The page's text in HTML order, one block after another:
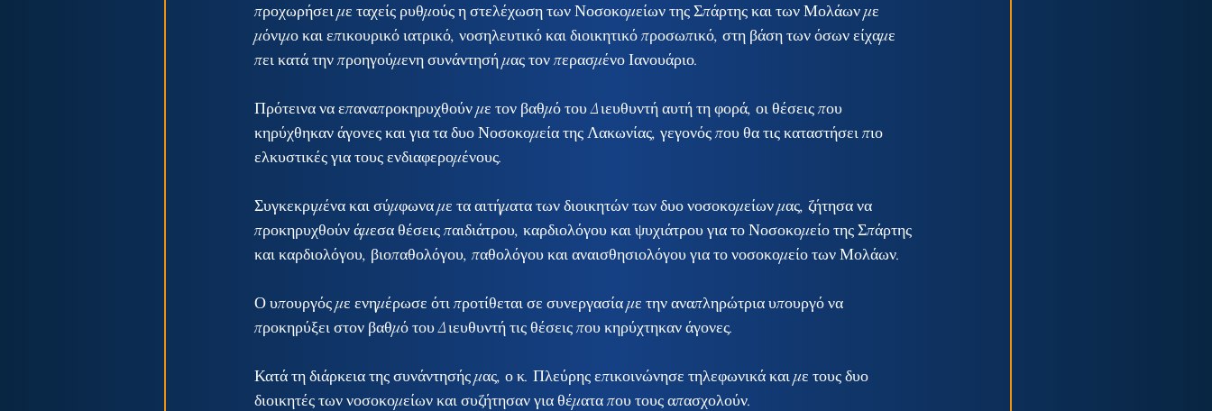
προχωρήσει με ταχείς ρυθμούς η στελέχωση των Νοσοκομείων της Σπάρτης και των Μολάων με
μόνιμο και επικουρικό ιατρικό, νοσηλευτικό και διοικητικό προσωπικό, στη βάση των όσων είχαμε
πει κατά την προηγούμενη συνάντησή μας τον περασμένο Ιανουάριο.
Πρότεινα να επαναπροκηρυχθούν με τον βαθμό του Διευθυντή αυτή τη φορά, οι θέσεις που
κηρύχθηκαν άγονες και για τα δυο Νοσοκομεία της Λακωνίας, γεγονός που θα τις καταστήσει πιο
ελκυστικές για τους ενδιαφερομένους.
Συγκεκριμένα και σύμφωνα με τα αιτήματα των διοικητών των δυο νοσοκομείων μας, ζήτησα να
προκηρυχθούν άμεσα θέσεις παιδιάτρου, καρδιολόγου και ψυχιάτρου για το Νοσοκομείο της Σπάρτης
και καρδιολόγου, βιοπαθολόγου, παθολόγου και αναισθησιολόγου για το νοσοκομείο των Μολάων.
Ο υπουργός με ενημέρωσε ότι προτίθεται σε συνεργασία με την αναπληρώτρια υπουργό να
προκηρύξει στον βαθμό του Διευθυντή τις θέσεις που κηρύχτηκαν άγονες.
Κατά τη διάρκεια της συνάντησής μας, ο κ. Πλεύρης επικοινώνησε τηλεφωνικά και με τους δυο
διοικητές των νοσοκομείων και συζήτησαν για θέματα που τους απασχολούν.